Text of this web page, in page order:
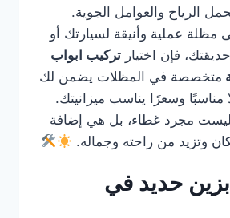
الرياح والعوامل الجوية.
مظلة عملية وأنيقة لسيارتك أو
فإن اختيار تركيب ابواب
متخصصة في المظلات يضمن لك
مناسبًا وسعرًا يناسب ميزانيتك.
ليست مجرد غطاء، بل هي إضافة
وتزيد من راحته وجماله.
حديد في